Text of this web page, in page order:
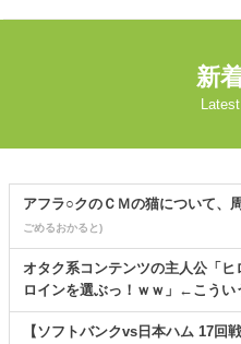
新
アフラ○クのＣＭの猫について、
ごめるおかると)
オタク系コンテンツの主人公「
ロインを選ぶっ！ｗｗ」←こうい
【ソフトバンクvs日本ハム 17回